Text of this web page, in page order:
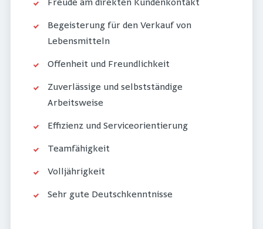
Freude am direkten Kundenkontakt
Begeisterung für den Verkauf von
Lebensmitteln
Offenheit und Freundlichkeit
Zuverlässige und selbstständige
Arbeitsweise
Effizienz und Serviceorientierung
Teamfähigkeit
Volljährigkeit
Sehr gute Deutschkenntnisse